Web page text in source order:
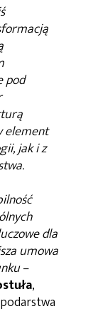
pod
element
jak i z
dla
umowa
–
,